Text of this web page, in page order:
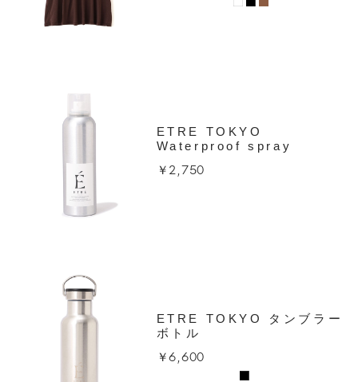
ETRE TOKYO
Waterproof spray
￥2,750
ETRE TOKYO タンブラー
ボトル
￥6,600